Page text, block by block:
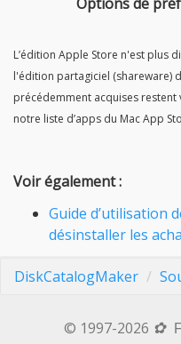
L’édition Apple Store n'est plus
l'édition partagiciel (shareware)
précédemment acquises
notre liste d’apps du Mac App
Voir également :
Guide d’utilisation
désinstaller les
DiskCatalogMaker
© 1997-2026 ✿